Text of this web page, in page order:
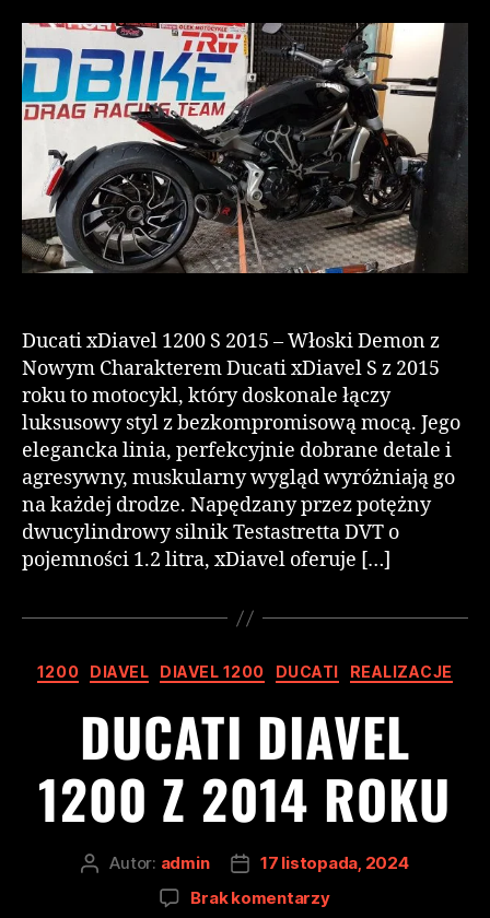
Ducati xDiavel 1200 S 2015 – Włoski Demon z
Nowym Charakterem Ducati xDiavel S z 2015
roku to motocykl, który doskonale łączy
luksusowy styl z bezkompromisową mocą. Jego
elegancka linia, perfekcyjnie dobrane detale i
agresywny, muskularny wygląd wyróżniają go
na każdej drodze. Napędzany przez potężny
dwucylindrowy silnik Testastretta DVT o
pojemności 1.2 litra, xDiavel oferuje […]
1200 DIAVEL DIAVEL 1200 DUCATI REALIZACJE
DUCATI DIAVEL
1200 Z 2014 ROKU
Autor: admin
17 listopada, 2024
Brak komentarzy